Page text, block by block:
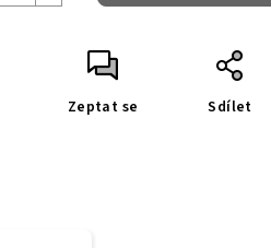
Zeptat se Sdílet